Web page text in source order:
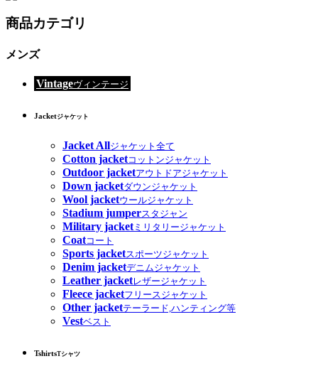
商品カテゴリ
メンズ
Vintageヴィンテージ
Jacketジャケット
Jacket Allジャケット全て
Cotton jacketコットンジャケット
Outdoor jacketアウトドアジャケット
Down jacketダウンジャケット
Wool jacketウールジャケット
Stadium jumperスタジャン
Military jacketミリタリージャケット
Coatコート
Sports jacketスポーツジャケット
Denim jacketデニムジャケット
Leather jacketレザージャケット
Fleece jacketフリースジャケット
Other jacketテーラード,ハンティング等
Vestベスト
TshirtsTシャツ